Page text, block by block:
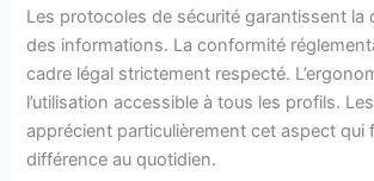
Les protocoles de sécurité garantissent la
des informations. La conformité
cadre légal strictement respecté.
l’utilisation accessible à tous les profils.
apprécient particulièrement cet aspect qui
différence au quotidien.